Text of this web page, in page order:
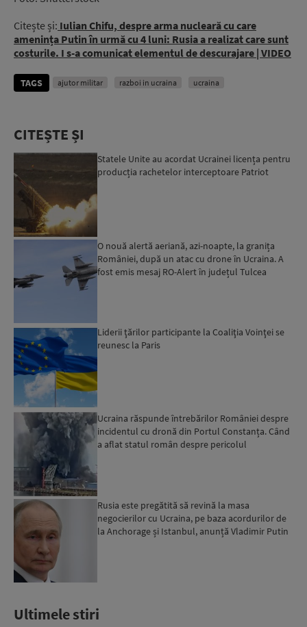
Citește și: Iulian Chifu, despre arma nucleară cu care
amenința Putin în urmă cu 4 luni: Rusia a realizat care sunt
costurile. I s-a comunicat elementul de descurajare | VIDEO
TAGS ajutor militar razboi in ucraina ucraina
CITEȘTE ȘI
Statele Unite au acordat Ucrainei licența pentru
producția rachetelor interceptoare Patriot
O nouă alertă aeriană, azi-noapte, la granița
României, după un atac cu drone în Ucraina. A
fost emis mesaj RO-Alert în județul Tulcea
Liderii ţărilor participante la Coaliţia Voinţei se
reunesc la Paris
Ucraina răspunde întrebărilor României despre
incidentul cu dronă din Portul Constanța. Când
a aflat statul român despre pericolul
Rusia este pregătită să revină la masa
negocierilor cu Ucraina, pe baza acordurilor de
la Anchorage și Istanbul, anunță Vladimir Putin
Ultimele stiri